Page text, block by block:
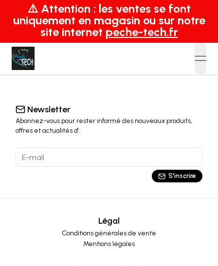
⚠️ Attention : les ventes se font
uniquement en magasin ou sur notre
site internet peche-tech.fr
Newsletter
Abonnez-vous pour rester informé des nouveaux produits,
offres et actualitésd'.
S'inscrire
Légal
Conditions générales de vente
Mentions légales